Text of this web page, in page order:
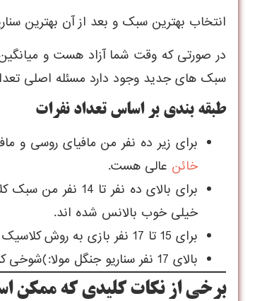
انتخاب بهترین سبک و بعد از آن بهترین
در صورتی که وقت شما آزاد هست و
سبک های جدید وجود دارد مسئله اصلی
طبقه بندی بر اساس تعداد نفرات
برای زیر ده نفر من مافیای روسی و
خائن عالی هست.
خیلی خوب بالانس شده اند.
برای 15 تا 17 نفر بازی به روش کلاسیک با سناریو کلانتر و شهردار یا اسکام به روش
بالای 17 نفر سناریو جنگل مولا:)شوخی کردم پیشرفته و اپیک
برخی از نکات کلیدی که ممکن